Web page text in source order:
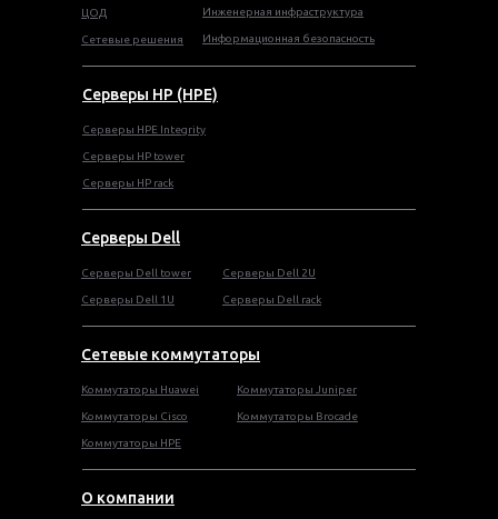
О компании
Серверы HP (HPE)
Серверы Dell
Сетевые коммутаторы
Серверы HPE Integrity
Cерверы HP tower
Cерверы HP rack
Cерверы Dell tower
Серверы Dell 1U
Серверы Dell 2U
Серверы Dell rack
ЦОД
Сетевые решения
Инженерная инфраструктура
Информационная безопасность
Коммутаторы Huawei
Коммутаторы Cisco
Коммутаторы HPE
Коммутаторы Juniper
Коммутаторы Brocade